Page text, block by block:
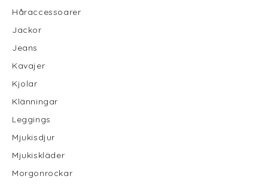
Håraccessoarer
Jackor
Jeans
Kavajer
Kjolar
Klänningar
Leggings
Mjukisdjur
Mjukiskläder
Morgonrockar